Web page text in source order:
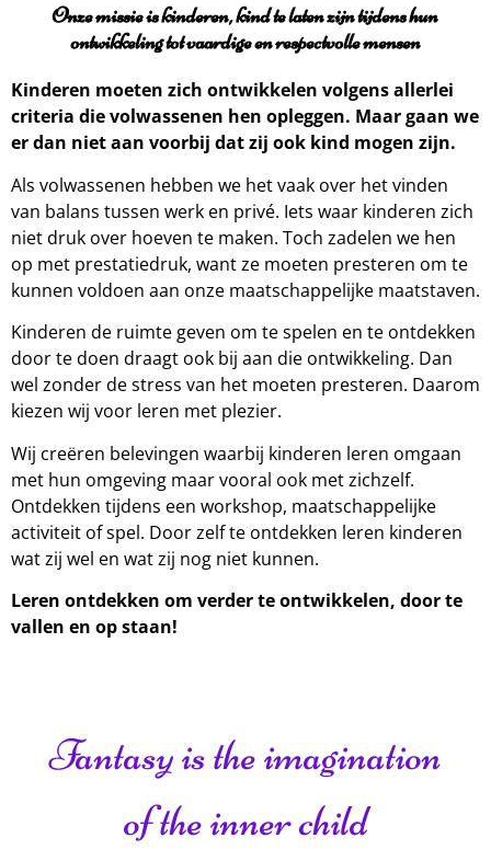
Onze missie is kinderen, kind te laten zijn tijdens hun
ontwikkeling tot vaardige en respectvolle mensen
Kinderen moeten zich ontwikkelen volgens allerlei
criteria die volwassenen hen opleggen. Maar gaan we
er dan niet aan voorbij dat zij ook kind mogen zijn.
Als volwassenen hebben we het vaak over het vinden
van balans tussen werk en privé. Iets waar kinderen zich
niet druk over hoeven te maken. Toch zadelen we hen
op met prestatiedruk, want ze moeten presteren om te
kunnen voldoen aan onze maatschappelijke maatstaven.
Kinderen de ruimte geven om te spelen en te ontdekken
door te doen draagt ook bij aan die ontwikkeling. Dan
wel zonder de stress van het moeten presteren. Daarom
kiezen wij voor leren met plezier.
Wij creëren belevingen waarbij kinderen leren omgaan
met hun omgeving maar vooral ook met zichzelf.
Ontdekken tijdens een workshop, maatschappelijke
activiteit of spel. Door zelf te ontdekken leren kinderen
wat zij wel en wat zij nog niet kunnen.
Leren ontdekken om verder te ontwikkelen, door te
vallen en op staan!
Fantasy is the imagination
of the inner child